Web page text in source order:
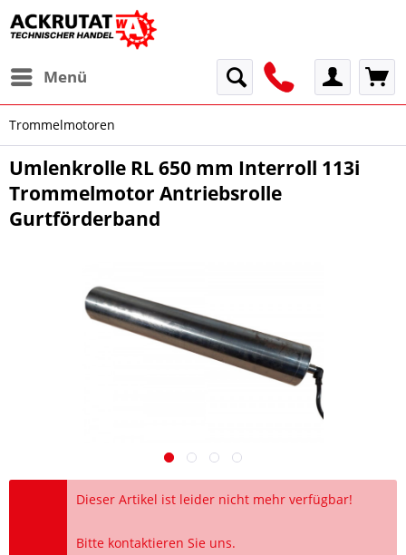
Menü
Trommelmotoren
Umlenkrolle RL 650 mm Interroll 113i
Trommelmotor Antriebsrolle
Gurtförderband
Dieser Artikel ist leider nicht mehr verfügbar!
Bitte kontaktieren Sie uns.